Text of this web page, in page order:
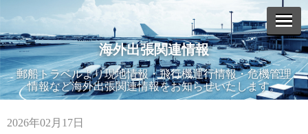
海外出張関連情報
郵船トラベルより現地情報・飛行機運行情報・危機管理
情報など海外出張関連情報をお知らせいたします。
2026年02月17日
エントリーリスト